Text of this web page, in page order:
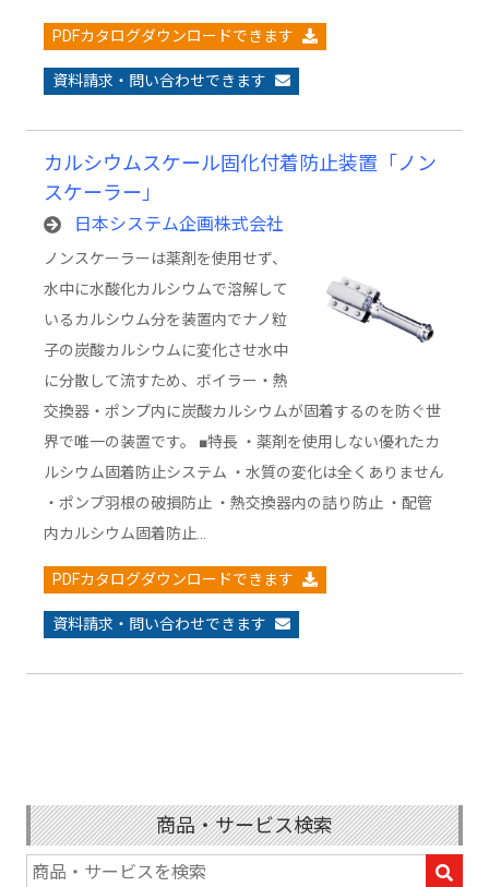
PDFカタログダウンロードできます
資料請求・問い合わせできます
カルシウムスケール固化付着防止装置「ノン
スケーラー」
日本システム企画株式会社
ノンスケーラーは薬剤を使用せず、
水中に水酸化カルシウムで溶解して
いるカルシウム分を装置内でナノ粒
子の炭酸カルシウムに変化させ水中
に分散して流すため、ボイラー・熱
交換器・ポンプ内に炭酸カルシウムが固着するのを防ぐ世
界で唯一の装置です。 ■特長 ・薬剤を使用しない優れたカ
ルシウム固着防止システム ・水質の変化は全くありません
・ポンプ羽根の破損防止 ・熱交換器内の詰り防止 ・配管
内カルシウム固着防止…
PDFカタログダウンロードできます
資料請求・問い合わせできます
商品・サービス検索